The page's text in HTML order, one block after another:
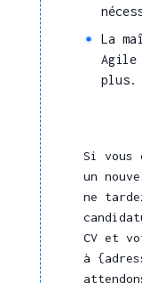
La
Agile
plus.
Si vous
un
ne
CV et
à